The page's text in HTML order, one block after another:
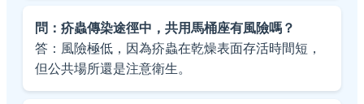
問：疥蟲傳染途徑中，共用馬桶座有風險嗎？
答：風險極低，因為疥蟲在乾燥表面存活時間短，
但公共場所還是注意衛生。